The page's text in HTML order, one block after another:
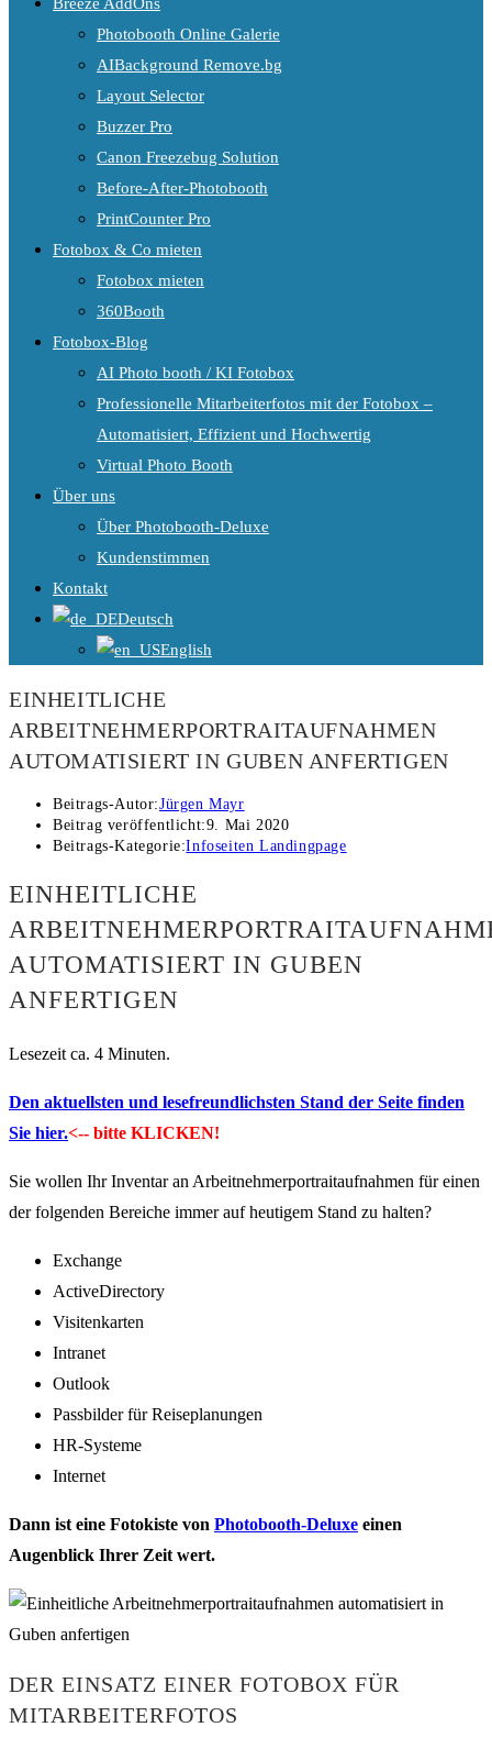
Photobooth Online Galerie
AIBackground Remove.bg
Layout Selector
Buzzer Pro
Canon Freezebug Solution
Before-After-Photobooth
PrintCounter Pro
Fotobox & Co mieten
Fotobox mieten
360Booth
Fotobox-Blog
AI Photo booth / KI Fotobox
Professionelle Mitarbeiterfotos mit der Fotobox –
Automatisiert, Effizient und Hochwertig
Virtual Photo Booth
Über uns
Über Photobooth-Deluxe
Kundenstimmen
Kontakt
Deutsch
English
EINHEITLICHE
ARBEITNEHMERPORTRAITAUFNAHMEN
AUTOMATISIERT IN GUBEN ANFERTIGEN
Beitrags-Autor:Jürgen Mayr
Beitrag veröffentlicht:9. Mai 2020
Beitrags-Kategorie:Infoseiten Landingpage
EINHEITLICHE
AUTOMATISIERT IN GUBEN
ANFERTIGEN
Lesezeit ca. 4 Minuten.
Den aktuellsten und lesefreundlichsten Stand der Seite finden
Sie hier.<-- bitte KLICKEN!
Sie wollen Ihr Inventar an Arbeitnehmerportraitaufnahmen für einen
der folgenden Bereiche immer auf heutigem Stand zu halten?
Exchange
ActiveDirectory
Visitenkarten
Intranet
Outlook
Passbilder für Reiseplanungen
HR-Systeme
Internet
Dann ist eine Fotokiste von Photobooth-Deluxe einen
Augenblick Ihrer Zeit wert.
DER EINSATZ EINER FOTOBOX FÜR
MITARBEITERFOTOS